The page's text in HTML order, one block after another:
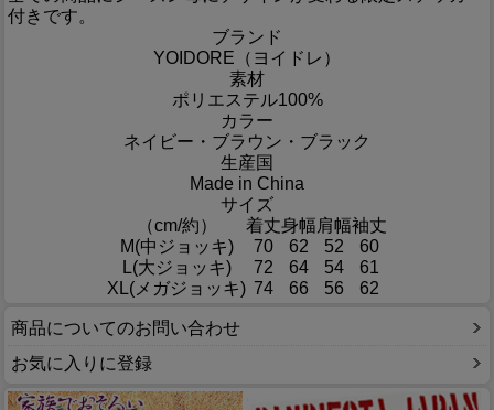
付きです。
ブランド
YOIDORE（ヨイドレ）
素材
ポリエステル100%
カラー
ネイビー・ブラウン・ブラック
生産国
Made in China
サイズ
（cm/約）
着丈身幅肩幅袖丈
M(中ジョッキ)
70 62 52
60
L(大ジョッキ)
72 64 54
61
XL(メガジョッキ) 74 66 56 62
商品についてのお問い合わせ
お気に入りに登録